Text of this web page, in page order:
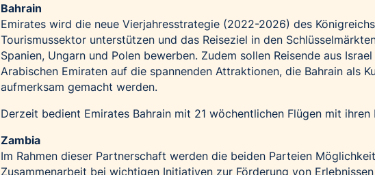
Bahrain
Emirates wird die neue Vierjahresstrategie (2022-2026) des
Tourismussektor unterstützen und das Reiseziel in den
Spanien, Ungarn und Polen bewerben. Zudem sollen Reisende aus
Arabischen Emiraten auf die spannenden Attraktionen, die Bahrain als
aufmerksam gemacht werden.
Derzeit bedient Emirates Bahrain mit 21 wöchentlichen Flügen mit ihren
Zambia
Im Rahmen dieser Partnerschaft werden die beiden Parteien
Zusammenarbeit bei wichtigen Initiativen zur Förderung von